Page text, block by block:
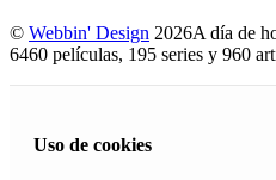
© Webbin' Design 2026A día de
6460 películas, 195 series y 960
Uso de cookies